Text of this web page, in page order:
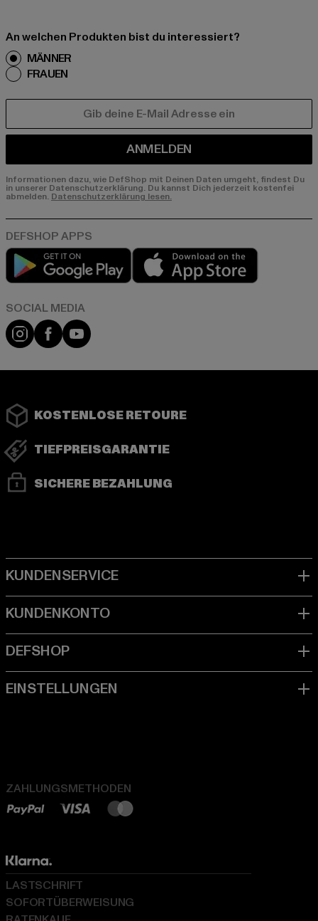
An welchen Produkten bist du interessiert?
MÄNNER
FRAUEN
ANMELDEN
Informationen dazu, wie DefShop mit Deinen Daten umgeht, findest Du
in unserer Datenschutzerklärung. Du kannst Dich jederzeit kostenfei
abmelden. Datenschutzerklärung lesen.
Play market
Instagram
FacebookYouTube
KOSTENLOSE RETOURE
TIEFPREISGARANTIE
SICHERE BEZAHLUNG
ZAHLUNGSMETHODEN
LASTSCHRIFT
SOFORTÜBERWEISUNG